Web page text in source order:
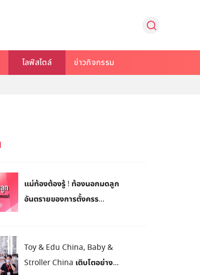
ไลฟ์สไตล์ ข่าวกิจกรรม
แม่ท้องต้องรู้ ! ท้องนอกมดลูก
อันตรายของการตั้งครร...
Toy & Edu China, Baby &
Stroller China เติบโตอย่าง...